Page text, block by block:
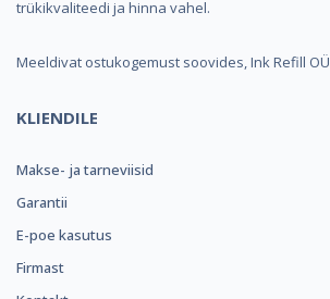
trükikvaliteedi ja hinna vahel.
Meeldivat ostukogemust soovides, Ink Refill OÜ
KLIENDILE
Makse- ja tarneviisid
Garantii
E-poe kasutus
Firmast